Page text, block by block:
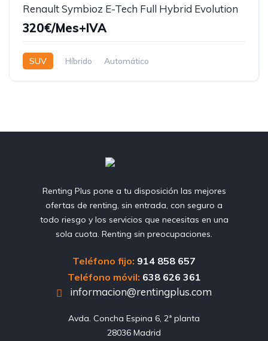
Renault Symbioz E-Tech Full Hybrid Evolution
320€/Mes+IVA
SUV Híbrido Automático
Renting Plus pone a tu disposición las mejores
ofertas de renting, sin entrada, con seguro a
todo riesgo y los servicios que necesitas en una
sola cuota. Renting sin preocupaciones.
Teléfono fijo: 914 858 657
Teléfono móvil: 638 626 361
informacion@rentingplus.com
Avda. Concha Espina 6, 2ª planta
28036 Madrid